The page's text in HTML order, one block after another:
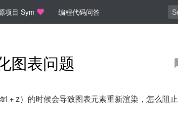
项目 Sym 编程代码问答
图表问题
+ z）的时候会导致图表元素重新渲染，怎么阻止